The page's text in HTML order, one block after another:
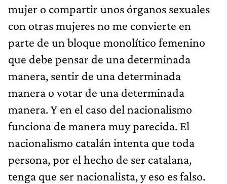
mujer o compartir unos órganos sexuales
con otras mujeres no me convierte en
parte de un bloque monolítico femenino
que debe pensar de una determinada
manera, sentir de una determinada
manera o votar de una determinada
manera. Y en el caso del nacionalismo
funciona de manera muy parecida. El
nacionalismo catalán intenta que toda
persona, por el hecho de ser catalana,
tenga que ser nacionalista, y eso es falso.